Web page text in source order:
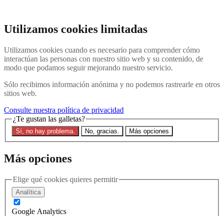
Utilizamos cookies limitadas
Utilizamos cookies cuando es necesario para comprender cómo
interactúan las personas con nuestro sitio web y su contenido, de
modo que podamos seguir mejorando nuestro servicio.
Sólo recibimos información anónima y no podemos rastrearle en otros
sitios web.
Consulte nuestra política de privacidad
¿Te gustan las galletas?
Sí, no hay problema. No, gracias. Más opciones
Más opciones
Elige qué cookies quieres permitir
Analítica
Google Analytics
Buscar en
Menú Póngase en contacto con nosotros
Última
Acerca de
Explicación de Interpol
Contacte con nosotros
Buscar en el sitio
Buscar en el sitio web
Inicio
Confidencialidad y CCF de Interpol - Primera parte
15 mayo 2024